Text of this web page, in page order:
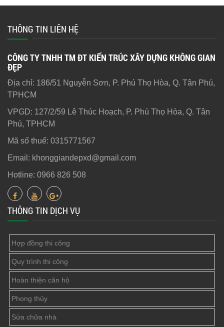
THÔNG TIN LIÊN HỆ
CÔNG TY TNHH TM ĐT KIẾN TRÚC XÂY DỰNG KHÔNG GIAN
ĐẸP
Địa chỉ: 186/51 Nguyễn Sơn, P. Phú Thọ Hòa, Q. Tân Phú,
TPHCM
VPGD: 127/2/59 Lê Thúc Hoạch, P. Phú Thọ Hòa, Q. Tân
Phú, TPHCM
Mã số thuế: 0315771567
Email: khonggiandepxd@gmail.com
Hotline: 0966 826 508
THÔNG TIN DỊCH VỤ
Hợp đồng thi công
Quy trình thi công
Hoàn thiện căn hộ
Phong thủy
Sửa chữa nhà